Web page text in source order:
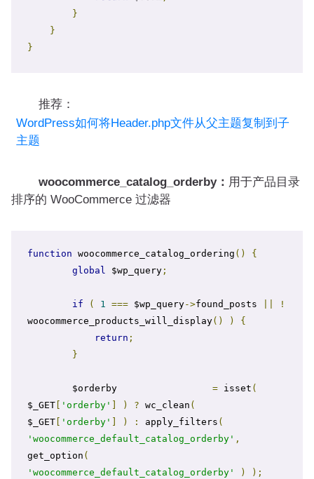
}
}
}
推荐：
WordPress如何将Header.php文件从父主题复制到子
主题
woocommerce_catalog_orderby： 用于产品目录
排序的 WooCommerce 过滤器
function woocommerce_catalog_ordering ()
{
global $wp_query;
if ( 1 === $wp_query->found_posts
!
woocommerce_products_will_display() )
{
return ;
}
        $orderby
= isset (
$_GET[ 'orderby' ) ? wc_clean (
$_GET[ 'orderby' ) : apply_filters (
'woocommerce_default_catalog_orderby' ,
get_option (
'woocommerce_default_catalog_orderby'
)
);